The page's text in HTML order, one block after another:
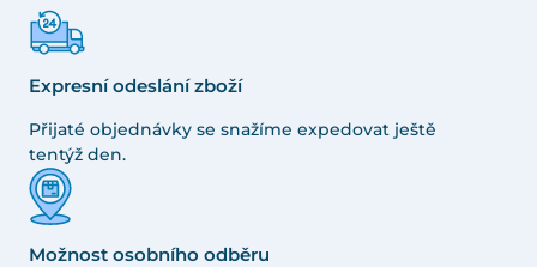
Expresní odeslání zboží
Přijaté objednávky se snažíme expedovat ještě
tentýž den.
Možnost osobního odběru